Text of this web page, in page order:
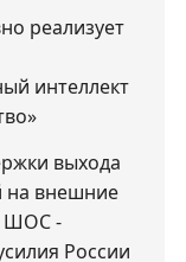
реализует
интеллект
выхода
на внешние
ШОС -
России